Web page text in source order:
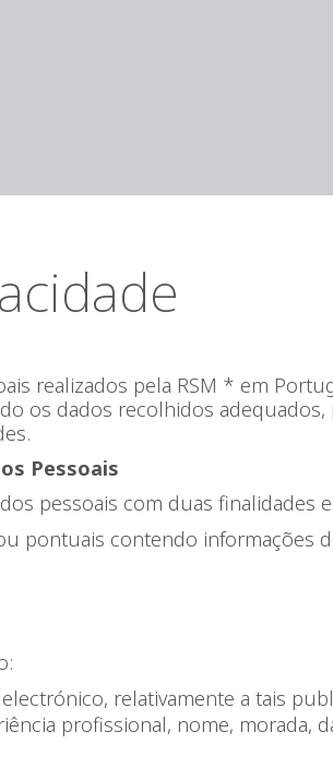
realizados pela RSM * em
os dados recolhidos
Pessoais
pessoais com duas finalidades
pontuais contendo informações
relativamente a tais
profissional, nome, morada,